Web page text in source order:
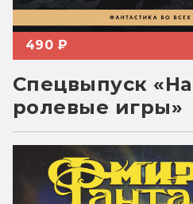
490 ₽
Спецвыпуск
ролевые игры»